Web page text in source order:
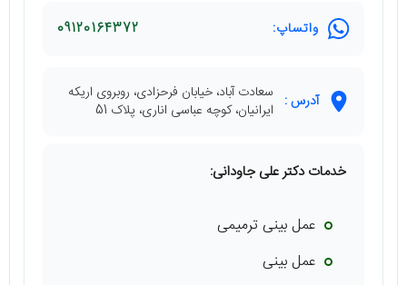
واتساپ: 09120164372
آدرس : سعادت آباد، خیابان فرحزادی، روبروی اریکه
ایرانیان، کوچه عباسی اناری، پلاک 51
خدمات دکتر علی جاودانی:
عمل بینی ترمیمی
عمل بینی